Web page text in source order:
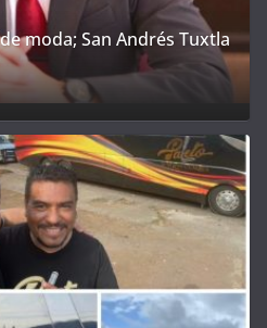
moda; San Andrés Tuxtla